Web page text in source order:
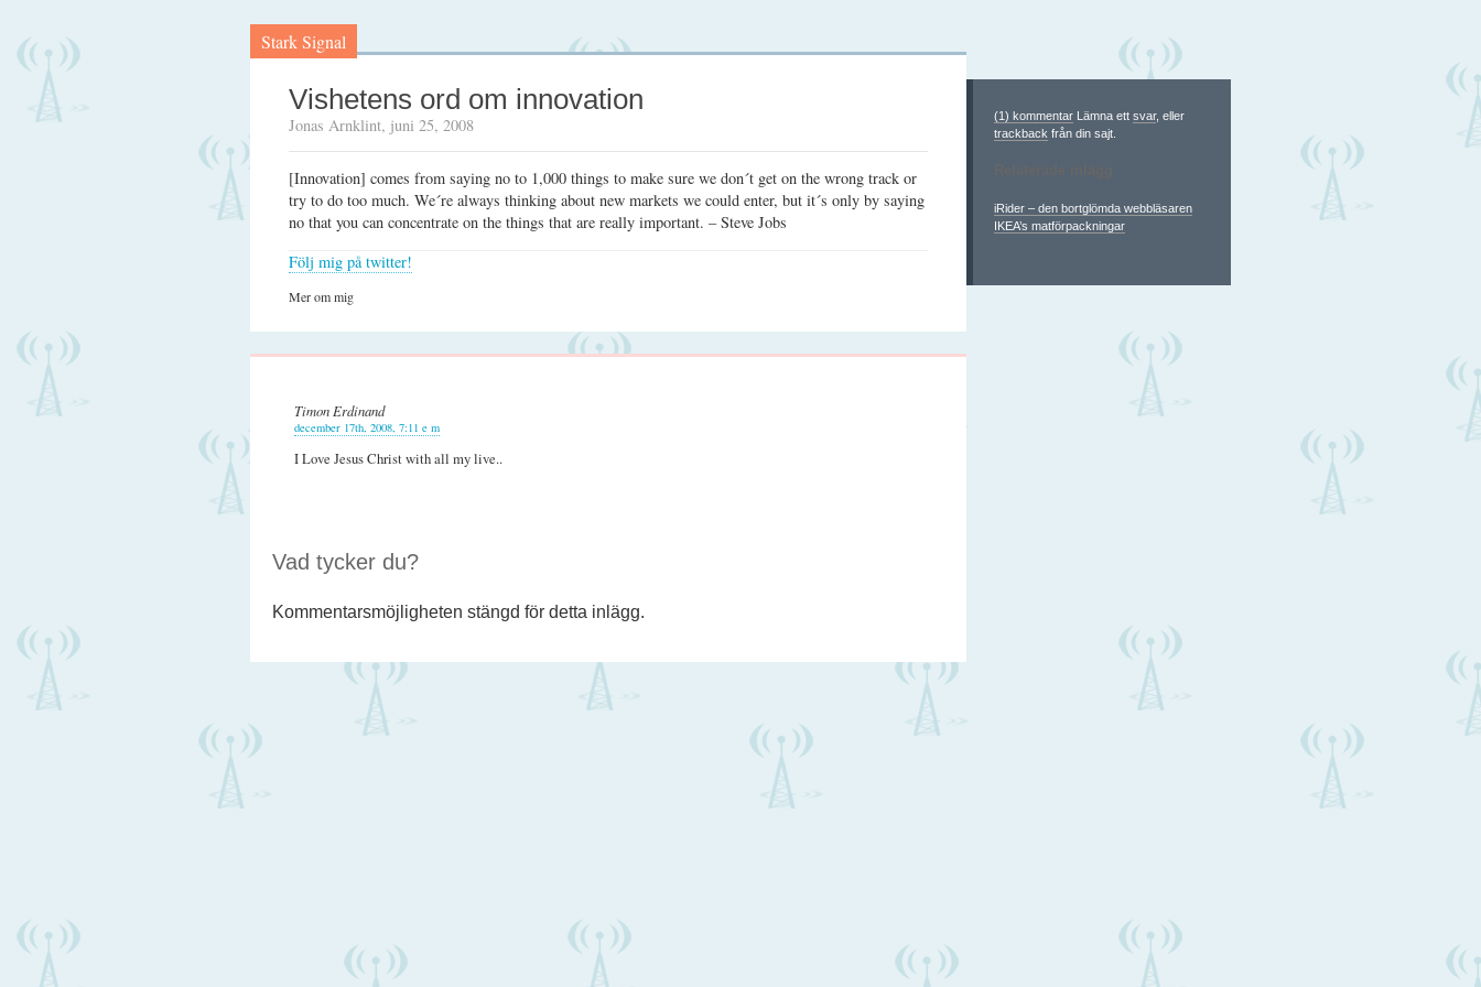
Stark Signal
Vishetens ord om innovation
Jonas Arnklint, juni 25, 2008
[Innovation] comes from saying no to 1,000 things to make sure we don´t get on the wrong track or
try to do too much. We´re always thinking about new markets we could enter, but it´s only by saying
no that you can concentrate on the things that are really important. – Steve Jobs
Följ mig på twitter!
Mer om mig
Timon Erdinand
december 17th, 2008, 7:11 e m
I Love Jesus Christ with all my live..
Vad tycker du?
Kommentarsmöjligheten stängd för detta inlägg.
(1) kommentar Lämna ett svar, eller
trackback från din sajt.
iRider – den bortglömda webbläsaren
IKEA’s matförpackningar